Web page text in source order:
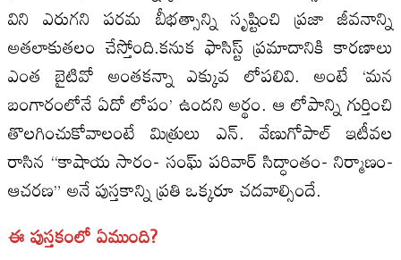
విని ఎరుగని పరమ బీభత్సాన్ని సృష్టించి ప్రజా జీవనాన్ని
అతలాకుతలం చేస్తోంది.కనుక ఫాసిస్ట్ ప్రమాదానికి కారణాలు
ఎంత బైటివో అంతకన్నా ఎక్కువ లోపలివి. అంటే ‘మన
బంగారంలోనే ఏదో లోపం’ ఉందని అర్థం. ఆ లోపాన్ని గుర్తించి
తొలగించుకోవాలంటే మిత్రులు ఎన్. వేణుగోపాల్ ఇటీవల
రాసిన “కాషాయ సారం- సంఘ్ పరివార్ సిద్ధాంతం- నిర్మాణం-
ఆచరణ” అనే పుస్తకాన్ని ప్రతి ఒక్కరూ చదవాల్సిందే.
ఈ పుస్తకంలో ఏముంది?